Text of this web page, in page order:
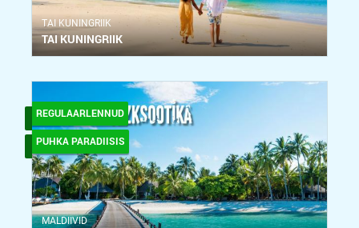
ТAI KUNINGRIIK
TAI KUNINGRIIK
REGULAARLENNUD
PUHKA PARADIISIS
MALDIIVID